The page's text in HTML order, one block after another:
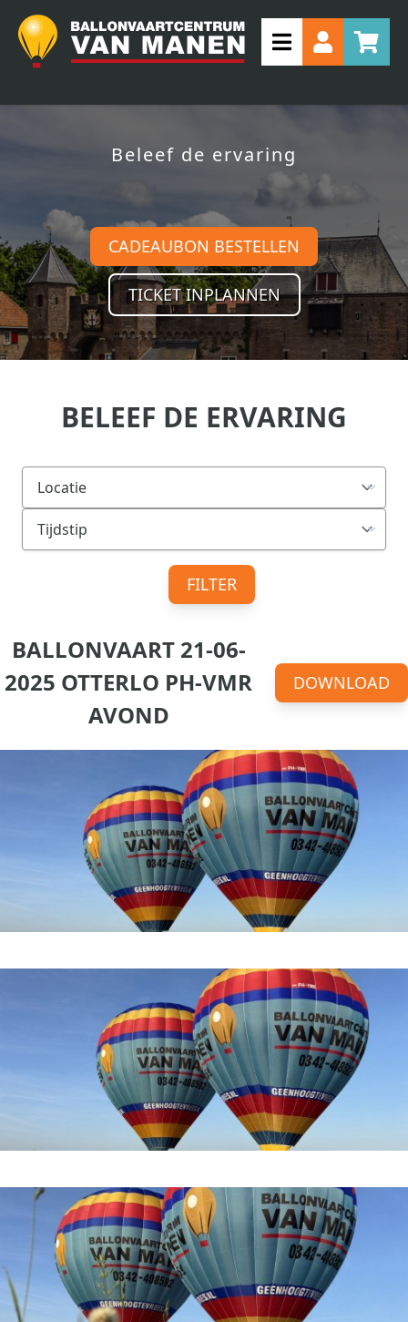
Beleef de ervaring
CADEAUBON BESTELLEN
TICKET INPLANNEN
BELEEF DE ERVARING
FILTER
BALLONVAART 21-06-
2025 OTTERLO PH-VMR
AVOND
DOWNLOAD